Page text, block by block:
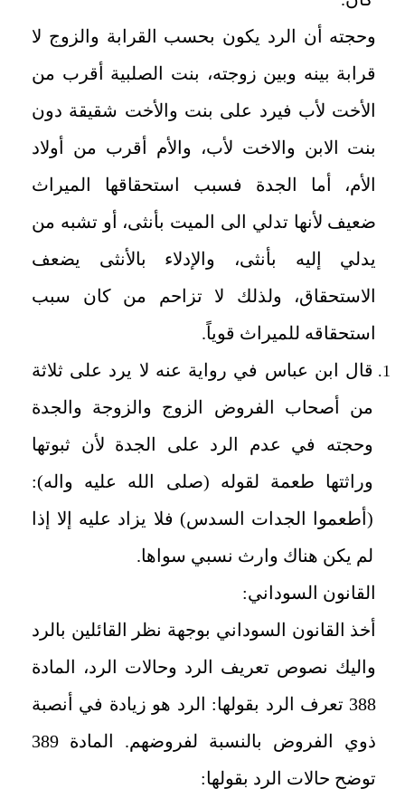
وحجته أن الرد يكون بحسب القرابة والزوج لا
قرابة بينه وبين زوجته، بنت الصلبية أقرب من
الأخت لأب فيرد على بنت والأخت شقيقة دون
بنت الابن والاخت لأب، والأم أقرب من أولاد
الأم، أما الجدة فسبب استحقاقها الميراث
ضعيف لأنها تدلي الى الميت بأنثى، أو تشبه من
يدلي إليه بأنثى، والإدلاء بالأنثى يضعف
الاستحقاق، ولذلك لا تزاحم من كان سبب
استحقاقه للميراث قوياً.
قال ابن عباس في رواية عنه لا يرد على ثلاثة
من أصحاب الفروض الزوج والزوجة والجدة
وحجته في عدم الرد على الجدة لأن ثبوتها
وراثتها طعمة لقوله (صلى الله عليه واله):
(أطعموا الجدات السدس) فلا يزاد عليه إلا إذا
لم يكن هناك وارث نسبي سواها.
القانون السوداني:
أخذ القانون السوداني بوجهة نظر القائلين بالرد
واليك نصوص تعريف الرد وحالات الرد، المادة
388 تعرف الرد بقولها: الرد هو زيادة في أنصبة
ذوي الفروض بالنسبة لفروضهم. المادة 389
توضح حالات الرد بقولها: